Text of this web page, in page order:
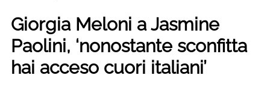
Giorgia Meloni a Jasmine
Paolini, ‘nonostante sconfitta
hai acceso cuori italiani’